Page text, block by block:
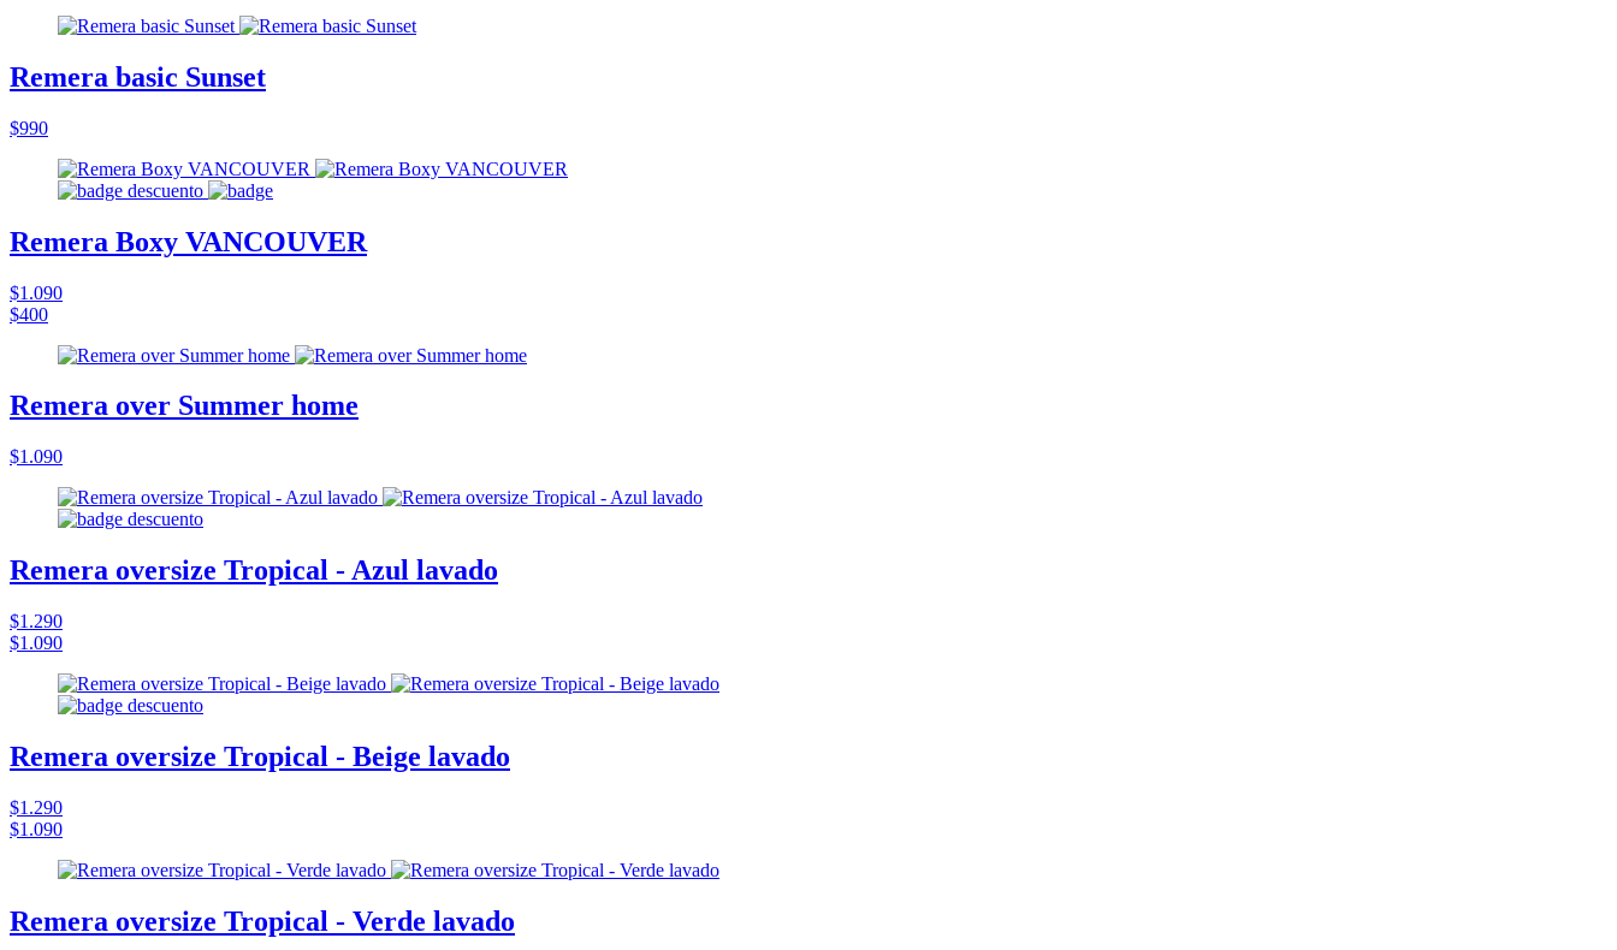
Remera basic Sunset
$990
Remera Boxy VANCOUVER
$1.090
$400
Remera over Summer home
$1.090
Remera oversize Tropical - Azul lavado
$1.290
$1.090
Remera oversize Tropical - Beige lavado
$1.290
$1.090
Remera oversize Tropical - Verde lavado